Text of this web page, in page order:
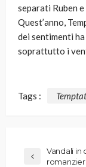
separati Ruben
Quest’anno,
dei sentimenti
soprattutto i
Tags :
Vandali in